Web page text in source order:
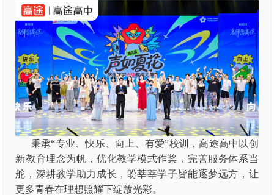
秉承“专业、快乐、向上、有爱”校训，高途高中以创
新教育理念为帆，优化教学模式作桨，完善服务体系当
舵，深耕教学助力成长，盼莘莘学子皆能逐梦远方，让
更多青春在理想照耀下绽放光彩。